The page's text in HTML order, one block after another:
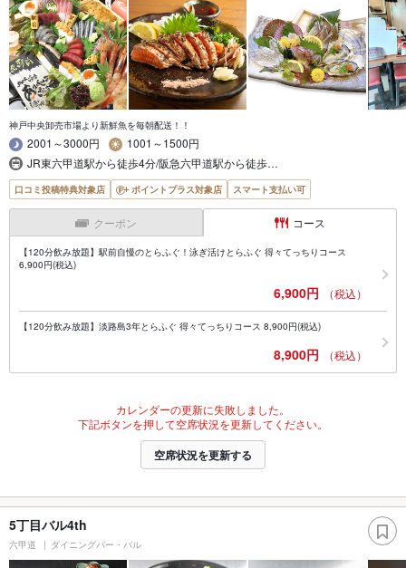
神戸中央卸売市場より新鮮魚を毎朝配送！！
2001～3000円
1001～1500円
JR東六甲道駅から徒歩4分/阪急六甲道駅から徒歩…
口コミ投稿特典対象店 ポイントプラス対象店 スマート支払い可
クーポン コース
【120分飲み放題】駅前自慢のとらふぐ！泳ぎ活けとらふぐ 得々てっちりコース
6,900円(税込)
6,900円 （税込）
【120分飲み放題】淡路島3年とらふぐ 得々てっちりコース 8,900円(税込)
8,900円 （税込）
カレンダーの更新に失敗しました。
下記ボタンを押して空席状況を更新してください。
空席状況を更新する
5丁目バル4th
六甲道 ダイニングバー・バル